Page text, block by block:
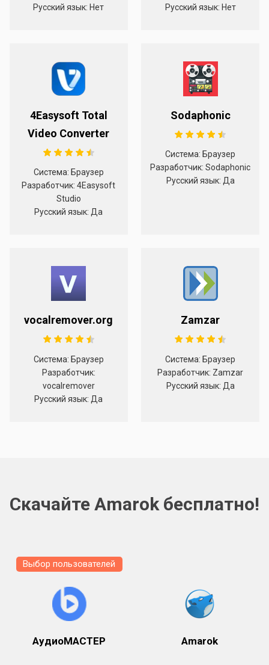
Русский язык: Нет Русский язык: Нет
4Easysoft Total
Video Converter
Система: Браузер
Разработчик: 4Easysoft
Studio
Русский язык: Да
Sodaphonic
Система: Браузер
Разработчик: Sodaphonic
Русский язык: Да
vocalremover.org
Система: Браузер
Разработчик:
vocalremover
Русский язык: Да
Zamzar
Система: Браузер
Разработчик: Zamzar
Русский язык: Да
Скачайте Amarok бесплатно!
Выбор пользователей
АудиоМАСТЕР Amarok